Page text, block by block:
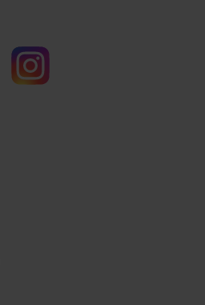
Instagram